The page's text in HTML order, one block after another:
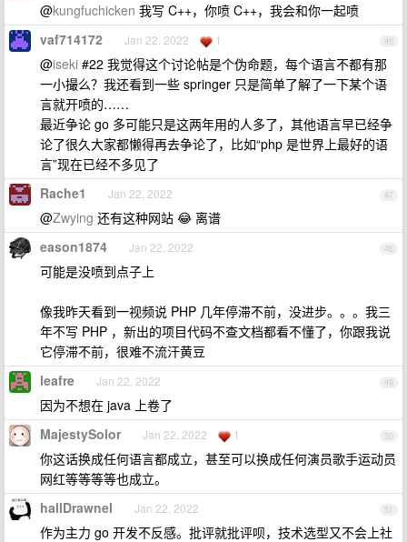
@kungfuchicken 我写 C++，你喷 C++，我会和你一起喷
46
vaf714172 Jan 22, 2022 1
@iseki #22 我觉得这个讨论帖是个伪命题，每个语言不都有那
一小撮么？我还看到一些 springer 只是简单了解了一下某个语
言就开喷的……
最近争论 go 多可能只是这两年用的人多了，其他语言早已经争
论了很久大家都懒得再去争论了，比如“php 是世界上最好的语
言”现在已经不多见了
47
Rache1 Jan 22, 2022
@Zwying 还有这种网站 😂 离谱
48
eason1874 Jan 22, 2022
可能是没喷到点子上
像我昨天看到一视频说 PHP 几年停滞不前，没进步。。。我三
年不写 PHP ，新出的项目代码不查文档都看不懂了，你跟我说
它停滞不前，很难不流汗黄豆
49
leafre Jan 22, 2022
因为不想在 java 上卷了
50
MajestySolor Jan 22, 2022 1
你这话换成任何语言都成立，甚至可以换成任何演员歌手运动员
网红等等等等也成立。
51
hallDrawnel Jan 22, 2022
作为主力 go 开发不反感。批评就批评呗，技术选型又不会上社